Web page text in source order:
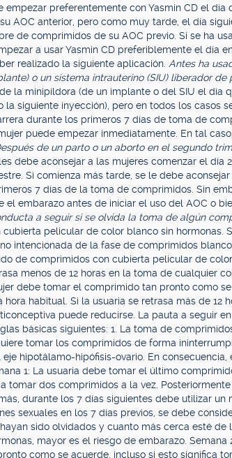
empezar preferentemente con Yasmin CD el
AOC anterior, pero como muy tarde, el día
de comprimidos de su AOC previo. Si se ha
a usar Yasmin CD preferiblemente el día
realizado la siguiente aplicación. Antes ha
o un sistema intrauterino (SIU) liberador de
la minipíldora (de un implante o del SIU el día
la siguiente inyección), pero en todos los casos
durante los primeros 7 días de toma de
puede empezar inmediatamente. En tal
de un parto o un aborto en el segundo
debe aconsejar a las mujeres comenzar el día
Si comienza más tarde, se le debe
7 días de la toma de comprimidos. Sin
el embarazo antes de iniciar el uso del AOC o
a seguir si se olvida la toma de algún
cubierta pelicular de color blanco sin hormonas.
intencionada de la fase de comprimidos
de comprimidos con cubierta pelicular de
menos de 12 horas en la toma de cualquier
debe tomar el comprimido tan pronto como
hora habitual. Si la usuaria se retrasa más de 12
puede reducirse. La pauta a seguir
básicas siguientes: 1. La toma de
tomar los comprimidos de forma
hipotálamo-hipófisis-ovario. En
1: La usuaria debe tomar el último
tomar dos comprimidos a la vez.
durante los 7 días siguientes debe utilizar un
sexuales en los 7 días previos, se debe
sido olvidados y cuanto más cerca esté
mayor es el riesgo de embarazo.
como se acuerde, incluso si esto significa